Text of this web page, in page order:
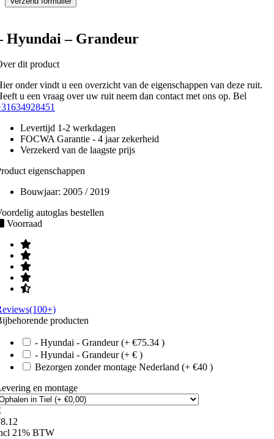
Hyundai – Grandeur
dit product
onder vindt u een overzicht van de eigenschappen van deze ruit.
u een vraag over uw ruit neem dan contact met ons op. Bel
Levertijd 1-2 werkdagen
FOCWA Garantie - 4 jaar zekerheid
Verzekerd van de laagste prijs
eigenschappen
Bouwjaar: 2005 / 2019
autoglas bestellen
Voorraad
producten
- Hyundai - Grandeur (+ €75.34 )
- Hyundai - Grandeur (+ € )
Bezorgen zonder montage Nederland (+ €40 )
en montage
21% BTW